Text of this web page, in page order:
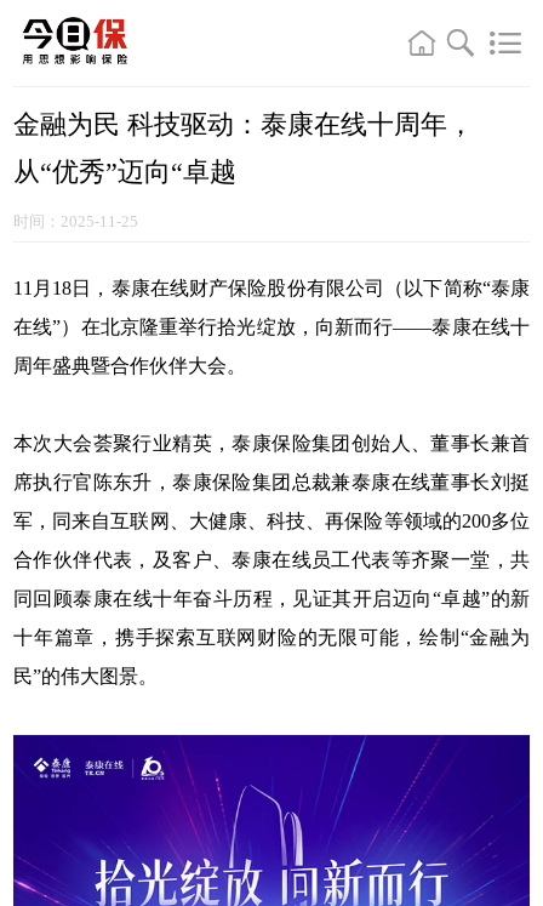
金融为民 科技驱动：泰康在线十周年，
从“优秀”迈向“卓越
时间：2025-11-25
11月18日，泰康在线财产保险股份有限公司（以下简称“泰康
在线”）在北京隆重举行拾光绽放，向新而行——泰康在线十
周年盛典暨合作伙伴大会。
本次大会荟聚行业精英，泰康保险集团创始人、董事长兼首
席执行官陈东升，泰康保险集团总裁兼泰康在线董事长刘挺
军，同来自互联网、大健康、科技、再保险等领域的200多位
合作伙伴代表，及客户、泰康在线员工代表等齐聚一堂，共
同回顾泰康在线十年奋斗历程，见证其开启迈向“卓越”的新
十年篇章，携手探索互联网财险的无限可能，绘制“金融为
民”的伟大图景。